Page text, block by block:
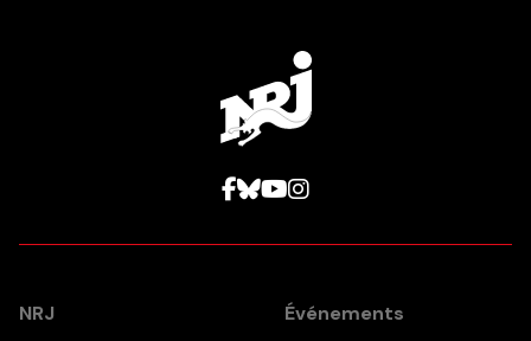
NRJ Événements